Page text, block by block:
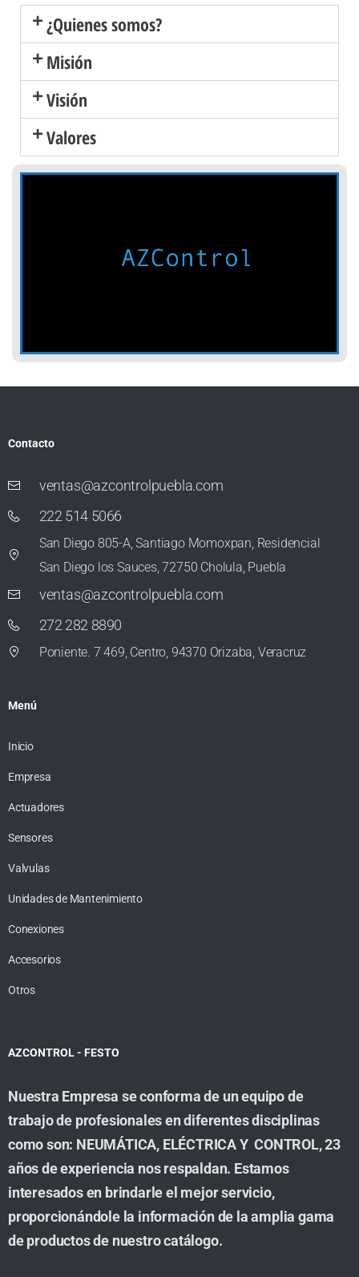
¿Quienes somos?
Misión
Visión
Valores
Contacto
ventas@azcontrolpuebla.com
222 514 5066
San Diego 805-A, Santiago Momoxpan, Residencial
San Diego los Sauces, 72750 Cholula, Puebla
ventas@azcontrolpuebla.com
272 282 8890
Poniente. 7 469, Centro, 94370 Orizaba, Veracruz
Menú
Inicio
Empresa
Actuadores
Sensores
Valvulas
Unidades de Mantenimiento
Conexiones
Accesorios
Otros
AZCONTROL - FESTO
Nuestra Empresa se conforma de un equipo de
trabajo de profesionales en diferentes disciplinas
como son: NEUMÁTICA, ELÉCTRICA Y CONTROL, 23
años de experiencia nos respaldan. Estamos
interesados en brindarle el mejor servicio,
proporcionándole la información de la amplia gama
de productos de nuestro catálogo.